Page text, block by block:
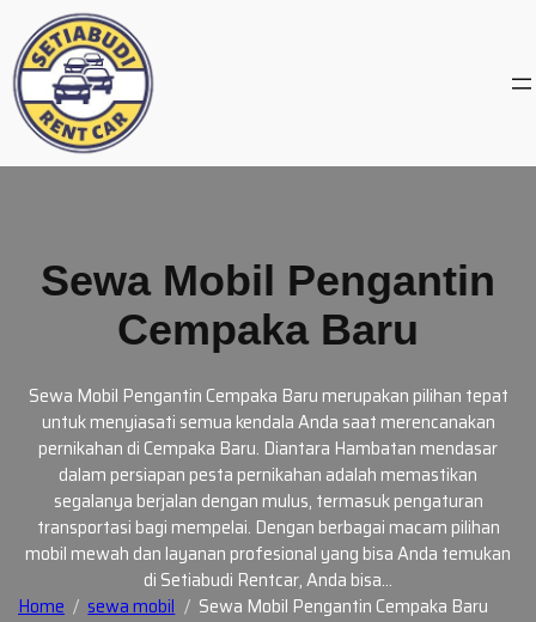
content
Sewa Mobil Pengantin
Cempaka Baru
Sewa Mobil Pengantin Cempaka Baru merupakan pilihan tepat
untuk menyiasati semua kendala Anda saat merencanakan
pernikahan di Cempaka Baru. Diantara Hambatan mendasar
dalam persiapan pesta pernikahan adalah memastikan
segalanya berjalan dengan mulus, termasuk pengaturan
transportasi bagi mempelai. Dengan berbagai macam pilihan
mobil mewah dan layanan profesional yang bisa Anda temukan
di Setiabudi Rentcar, Anda bisa…
Home
sewa mobil Sewa Mobil Pengantin Cempaka Baru